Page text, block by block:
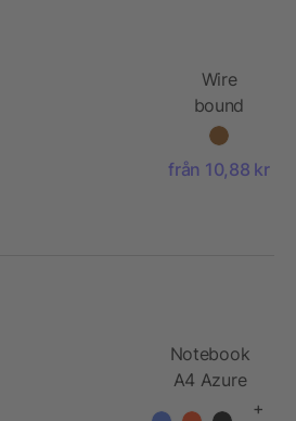
Wire
bound
notebook
ballpen
från 10,88 kr
Notebook
A4 Azure
+